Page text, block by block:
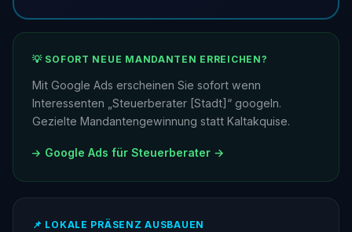
💡 SOFORT NEUE MANDANTEN ERREICHEN?
Mit Google Ads erscheinen Sie sofort wenn
Interessenten „Steuerberater [Stadt]“ googeln.
Gezielte Mandantengewinnung statt Kaltakquise.
Google Ads für Steuerberater →
📌 LOKALE PRÄSENZ AUSBAUEN